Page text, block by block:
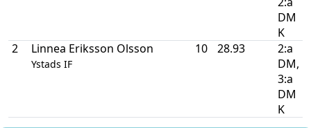
DM
K
2
Linnea Eriksson Olsson
Ystads IF
10 28.93
2:a
DM,
3:a
DM
K